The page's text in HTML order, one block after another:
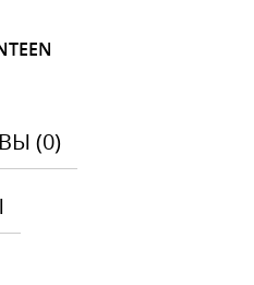
(0)